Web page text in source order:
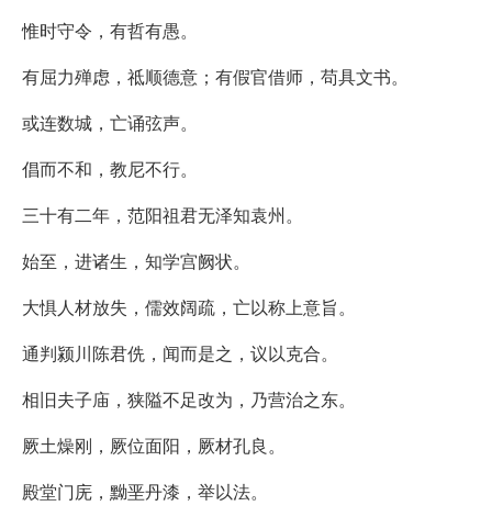
惟时守令，有哲有愚。
有屈力殚虑，祗顺德意；有假官借师，苟具文书。
或连数城，亡诵弦声。
倡而不和，教尼不行。
三十有二年，范阳祖君无泽知袁州。
始至，进诸生，知学宫阙状。
大惧人材放失，儒效阔疏，亡以称上意旨。
通判颍川陈君侁，闻而是之，议以克合。
相旧夫子庙，狭隘不足改为，乃营治之东。
厥土燥刚，厥位面阳，厥材孔良。
殿堂门庑，黝垩丹漆，举以法。